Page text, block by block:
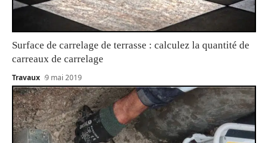
Surface de carrelage de terrasse : calculez la quantité de
carreaux de carrelage
Travaux 9 mai 2019